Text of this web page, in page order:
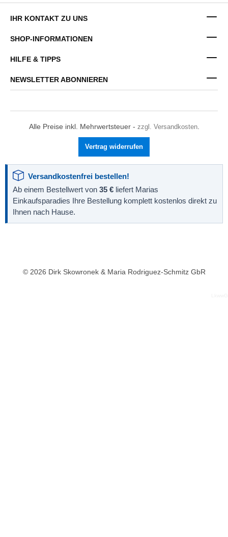
IHR KONTAKT ZU UNS
SHOP-INFORMATIONEN
HILFE & TIPPS
NEWSLETTER ABONNIEREN
Alle Preise inkl. Mehrwertsteuer - zzgl. Versandkosten.
Vertrag widerrufen
Versandkostenfrei bestellen!
Ab einem Bestellwert von 35 € liefert Marias
Einkaufsparadies Ihre Bestellung komplett kostenlos direkt zu
Ihnen nach Hause.
© 2026 Dirk Skowronek & Maria Rodriguez-Schmitz GbR